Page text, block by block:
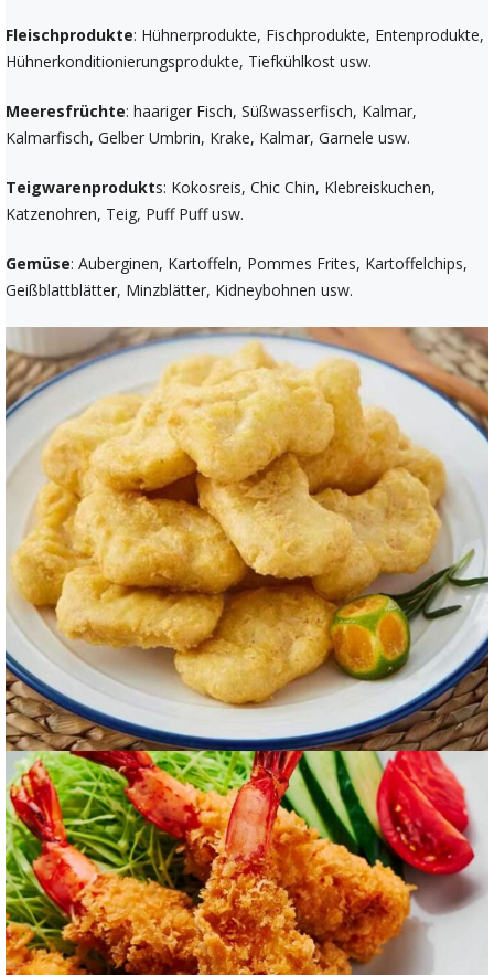
Fleischprodukte: Hühnerprodukte, Fischprodukte, Entenprodukte,
Hühnerkonditionierungsprodukte, Tiefkühlkost usw.
Meeresfrüchte: haariger Fisch, Süßwasserfisch, Kalmar,
Kalmarfisch, Gelber Umbrin, Krake, Kalmar, Garnele usw.
Teigwarenprodukts: Kokosreis, Chic Chin, Klebreiskuchen,
Katzenohren, Teig, Puff Puff usw.
Gemüse: Auberginen, Kartoffeln, Pommes Frites, Kartoffelchips,
Geißblattblätter, Minzblätter, Kidneybohnen usw.